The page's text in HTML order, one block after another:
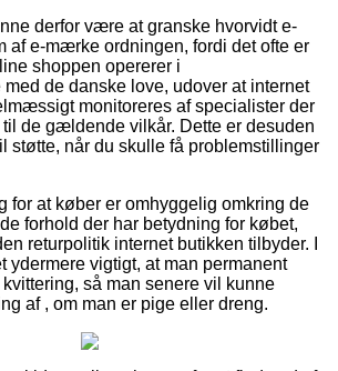
derfor være at granske hvorvidt e-
af e-mærke ordningen, fordi det ofte er
shoppen opererer i
de danske love, udover at internet
monitoreres af specialister der
de gældende vilkår. Dette er desuden
støtte, når du skulle få problemstillinger
for at køber er omhyggelig omkring de
forhold der har betydning for købet,
returpolitik internet butikken tilbyder. I
ydermere vigtigt, at man permanent
så man senere vil kunne
af , om man er pige eller dreng.